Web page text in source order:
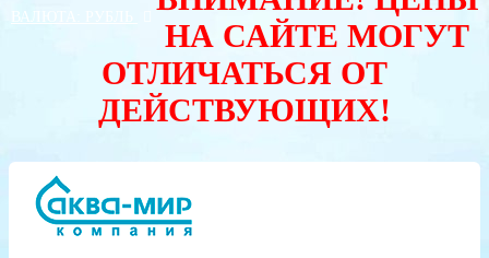
ВАЛЮТА:
НА САЙТЕ МОГУТ
ОТЛИЧАТЬСЯ ОТ
ДЕЙСТВУЮЩИХ!